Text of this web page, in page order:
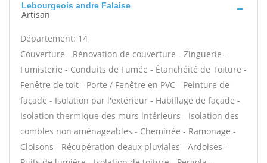
Lebourgeois andre Falaise
Artisan
Département: 14
Couverture - Rénovation de couverture - Zinguerie -
Fumisterie - Conduits de Fumée - Étanchéité de Toiture -
Fenêtre de toit - Porte / Fenêtre en PVC - Peinture de
façade - Isolation par l'extérieur - Habillage de façade -
Isolation thermique des murs intérieurs - Isolation des
combles non aménageables - Cheminée - Ramonage -
Cloisons - Récupération deaux pluviales - Ardoises -